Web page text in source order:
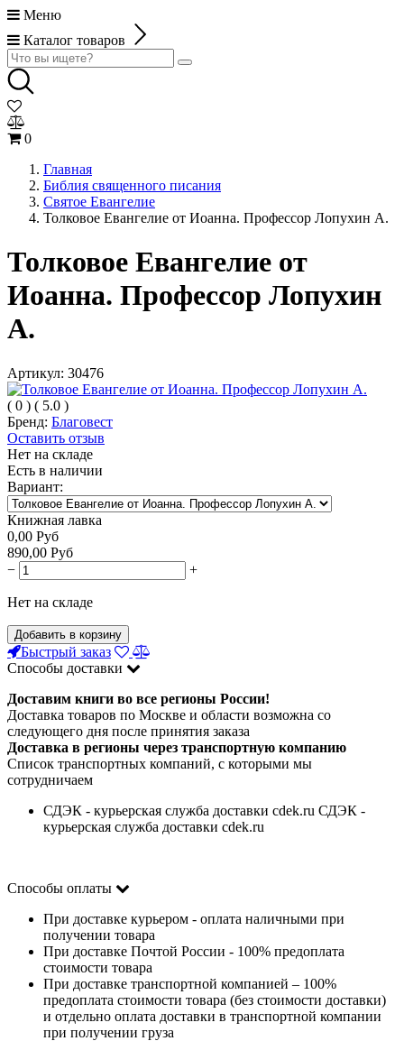
Меню
Каталог товаров
0
Главная
Библия священного писания
Святое Евангелие
Толковое Евангелие от Иоанна. Профессор Лопухин А.
Толковое Евангелие от
Иоанна. Профессор Лопухин
А.
Артикул: 30476
( 0 ) ( 5.0 )
Бренд: Благовест
Оставить отзыв
Нет на складе
Есть в наличии
Вариант:
Книжная лавка
0,00 Руб
890,00 Руб
−
+
Нет на складе
Добавить в корзину
Быстрый заказ
Способы доставки
Доставим книги во все регионы России!
Доставка товаров по Москве и области возможна со
следующего дня после принятия заказа
Доставка в регионы через транспортную компанию
Список транспортных компаний, с которыми мы
сотрудничаем
СДЭК - курьерская служба доставки cdek.ru СДЭК -
курьерская служба доставки cdek.ru
Способы оплаты
При доставке курьером - оплата наличными при
получении товара
При доставке Почтой России - 100% предоплата
стоимости товара
При доставке транспортной компанией – 100%
предоплата стоимости товара (без стоимости доставки)
и отдельно оплата доставки в транспортной компании
при получении груза